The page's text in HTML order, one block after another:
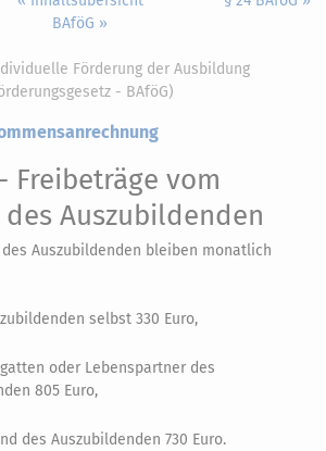
BAföG »
Förderung der Ausbildung
- BAföG)
Freibeträge vom
Auszubildenden
des Auszubildenden bleiben monatlich
selbst 330 Euro,
oder Lebenspartner des
805 Euro,
des Auszubildenden 730 Euro.